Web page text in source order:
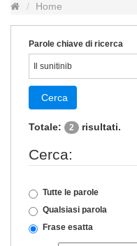
Home
Parole chiave di ricerca
Cerca
Totale: 2 risultati.
Cerca:
Tutte le parole
Qualsiasi parola
Frase esatta